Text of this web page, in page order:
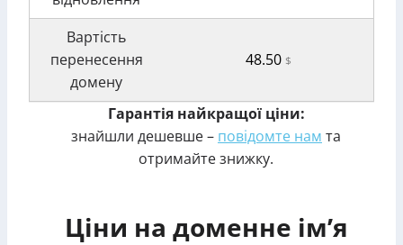
Вартість
перенесення
домену
48.50 $
Гарантія найкращої ціни:
знайшли дешевше – повідомте нам та
отримайте знижку.
Ціни на доменне ім’я